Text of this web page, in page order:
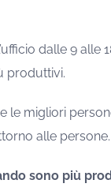
dalle 9 alle
produttivi.
le migliori
alle persone.
sono più